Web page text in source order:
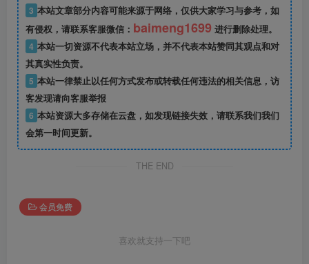
3 本站文章部分内容可能来源于网络，仅供大家学习与参考，如
有侵权，请联系客服微信： baimeng1699 进行删除处理。
4 本站一切资源不代表本站立场，并不代表本站赞同其观点和对
其真实性负责。
5 本站一律禁止以任何方式发布或转载任何违法的相关信息，访
客发现请向客服举报
6 本站资源大多存储在云盘，如发现链接失效，请联系我们我们
会第一时间更新。
THE END
会员免费
喜欢就支持一下吧